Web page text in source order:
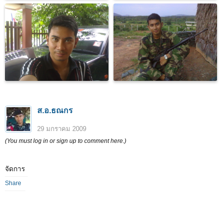
ส.อ.ธณกร
29 มกราคม 2009
(You must log in or sign up to comment here.)
จัดการ
Share